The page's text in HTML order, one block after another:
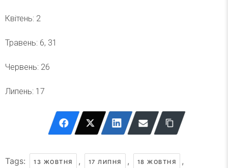
Квітень: 2
Травень: 6, 31
Червень: 26
Липень: 17
Tags: 13 ЖОВТНЯ , 17 ЛИПНЯ , 18 ЖОВТНЯ ,